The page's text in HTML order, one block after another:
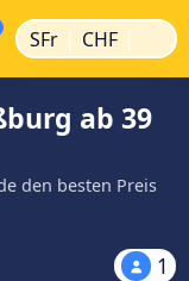
SFr | CHF |
ab 39
den besten Preis
1